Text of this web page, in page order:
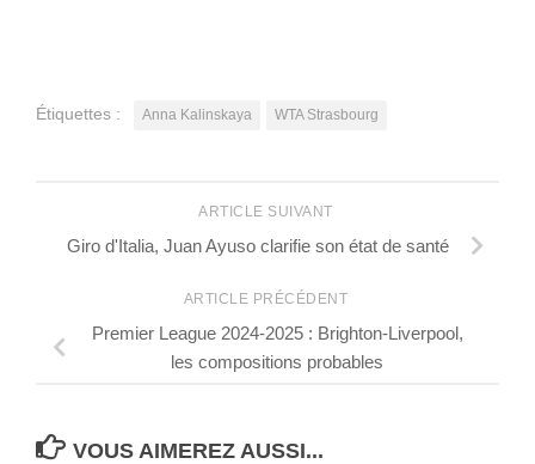
Étiquettes : Anna Kalinskaya WTA Strasbourg
ARTICLE SUIVANT
Giro d'Italia, Juan Ayuso clarifie son état de santé
ARTICLE PRÉCÉDENT
Premier League 2024-2025 : Brighton-Liverpool,
les compositions probables
VOUS AIMEREZ AUSSI...